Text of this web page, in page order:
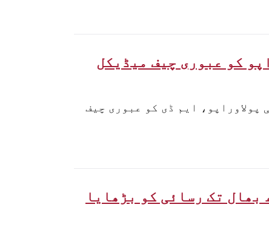
کو عبوری چیف میڈیکل
پولاوراپو، ایم ڈی کو عبوری چیف
تک رسائی کو بڑھایا